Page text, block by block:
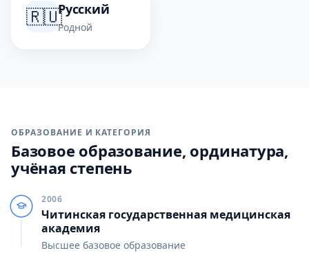
🇷🇺Русский
Родной
ОБРАЗОВАНИЕ И КАТЕГОРИЯ
Базовое образование, ординатура,
учёная степень
2006
Читинская государственная медицинская
академия
Высшее базовое образование